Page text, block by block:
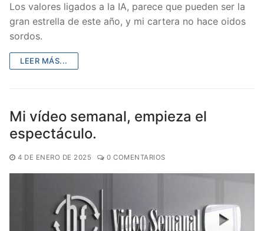
Los valores ligados a la IA, parece que pueden ser la
gran estrella de este año, y mi cartera no hace oidos
sordos.
LEER MÁS...
Mi vídeo semanal, empieza el
espectáculo.
4 DE ENERO DE 2025 0 COMENTARIOS